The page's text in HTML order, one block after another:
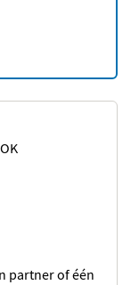
partner of één